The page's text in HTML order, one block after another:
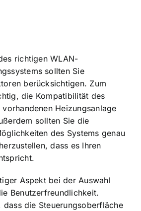
richtigen WLAN-
sollten Sie
berücksichtigen. Zum
die Kompatibilität des
Heizungsanlage
sollten Sie die
des Systems genau
dass es Ihren
Aspekt bei der Auswahl
Benutzerfreundlichkeit.
dass die Steuerungsoberfläche